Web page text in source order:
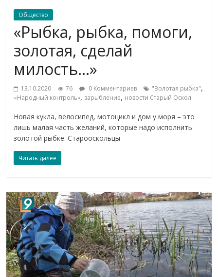
Общество
«Рыбка, рыбка, помоги,
золотая, сделай
милость…»
13.10.2020 76 0 Комментариев "Золотая рыбка",
«Народный контроль», зарыбление, новости Старый Оскол
Новая кукла, велосипед, мотоцикл и дом у моря – это
лишь малая часть желаний, которые надо исполнить
золотой рыбке. Cтарооскольцы
Читать далее